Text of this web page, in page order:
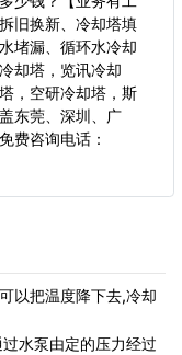
旧换新、冷却塔填
堵漏、循环水冷却
却塔，览讯冷却
，空研冷却塔，斯
东莞、深圳、广
免费咨询电话：
以把温度降下去,冷却
水泵由定的压力经过